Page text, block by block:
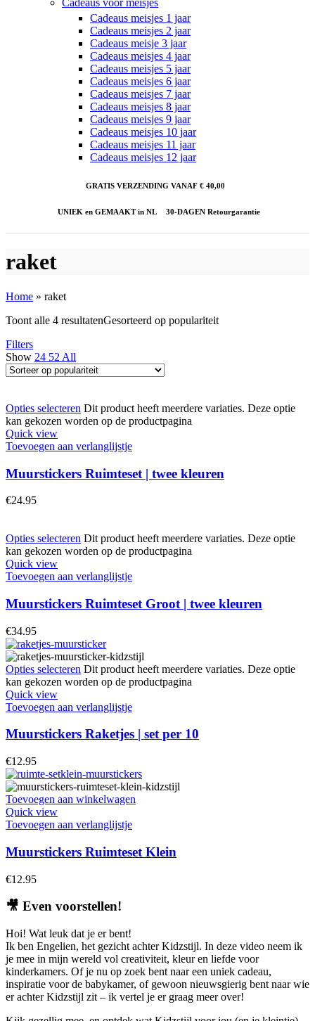
Cadeaus voor meisjes
Cadeaus meisjes 1 jaar
Cadeaus meisjes 2 jaar
Cadeaus meisje 3 jaar
Cadeaus meisjes 4 jaar
Cadeaus meisjes 5 jaar
Cadeaus meisjes 6 jaar
Cadeaus meisjes 7 jaar
Cadeaus meisjes 8 jaar
Cadeaus meisjes 9 jaar
Cadeaus meisjes 10 jaar
Cadeaus meisjes 11 jaar
Cadeaus meisjes 12 jaar
GRATIS VERZENDING VANAF € 40,00
UNIEK en GEMAAKT in NL 30-DAGEN Retourgarantie
raket
Home » raket
Toont alle 4 resultatenGesorteerd op populariteit
Filters
Show 24 52 All
Opties selecteren Dit product heeft meerdere variaties. Deze optie
kan gekozen worden op de productpagina
Quick view
Toevoegen aan verlanglijstje
Muurstickers Ruimteset | twee kleuren
€24.95
Opties selecteren Dit product heeft meerdere variaties. Deze optie
kan gekozen worden op de productpagina
Quick view
Toevoegen aan verlanglijstje
Muurstickers Ruimteset Groot | twee kleuren
€34.95
Opties selecteren Dit product heeft meerdere variaties. Deze optie
kan gekozen worden op de productpagina
Quick view
Toevoegen aan verlanglijstje
Muurstickers Raketjes | set per 10
€12.95
Toevoegen aan winkelwagen
Quick view
Toevoegen aan verlanglijstje
Muurstickers Ruimteset Klein
€12.95
🎥 Even voorstellen!
Hoi! Wat leuk dat je er bent!
Ik ben Engelien, het gezicht achter Kidzstijl. In deze video neem ik
je mee in mijn wereld vol creativiteit, kleur en liefde voor
kinderkamers. Of je nu op zoek bent naar een uniek cadeau,
inspiratie voor de babykamer, of gewoon nieuwsgierig bent naar wie
er achter Kidzstijl zit – ik vertel je er graag meer over!